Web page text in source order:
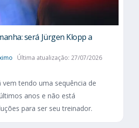
será Jürgen Klopp a
Última atualização: 27/07/2026
vem tendo uma sequência de
anos e não está
para ser seu treinador.